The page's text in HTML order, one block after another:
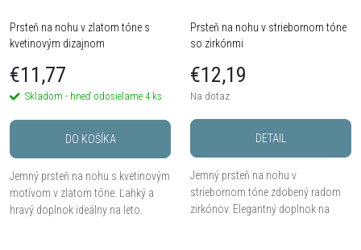
e
p
r
o
d
s
p
r
d
u
Prsteň na nohu v zlatom tóne s
kvetinovým dizajnom
€11,77
Skladom - hneď odosielame 4 ks
DO KOŠÍKA
Jemný prsteň na nohu s kvetinovým
motívom v zlatom tóne. Ľahký a
hravý doplnok ideálny na leto.
Prsteň na nohu v striebornom tóne
so zirkónmi
€12,19
Na dotaz
DETAIL
Jemný prsteň na nohu v
striebornom tóne zdobený radom
zirkónov. Elegantný doplnok na